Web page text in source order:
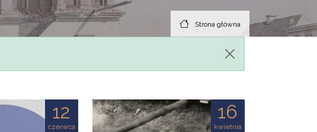
Strona główna
12
czerwca
16
kwietnia